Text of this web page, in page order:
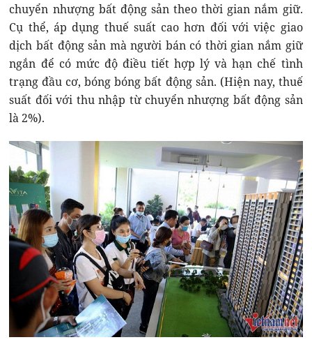
chuyển nhượng bất động sản theo thời gian nắm giữ.
Cụ thể, áp dụng thuế suất cao hơn đối với việc giao
dịch bất động sản mà người bán có thời gian nắm giữ
ngắn để có mức độ điều tiết hợp lý và hạn chế tình
trạng đầu cơ, bóng bóng bất động sản. (Hiện nay, thuế
suất đối với thu nhập từ chuyển nhượng bất động sản
là 2%).